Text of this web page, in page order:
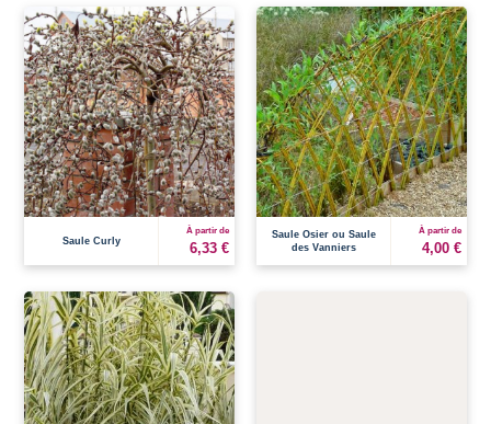
Saule Curly
À partir de
6,33 €
Saule Osier ou Saule
des Vanniers
À partir de
4,00 €